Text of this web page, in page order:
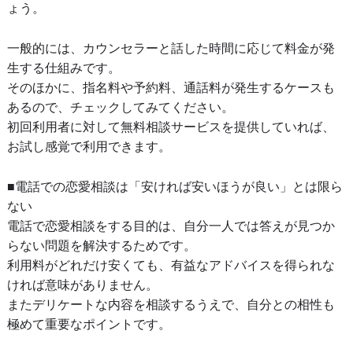
ょう。
一般的には、カウンセラーと話した時間に応じて料金が発
生する仕組みです。
そのほかに、指名料や予約料、通話料が発生するケースも
あるので、チェックしてみてください。
初回利用者に対して無料相談サービスを提供していれば、
お試し感覚で利用できます。
■電話での恋愛相談は「安ければ安いほうが良い」とは限ら
ない
電話で恋愛相談をする目的は、自分一人では答えが見つか
らない問題を解決するためです。
利用料がどれだけ安くても、有益なアドバイスを得られな
ければ意味がありません。
またデリケートな内容を相談するうえで、自分との相性も
極めて重要なポイントです。